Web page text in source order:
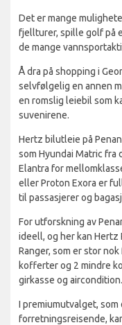
Det er mange
fjellturer, spille golf på
de mange
Å dra på shopping i
selvfølgelig en annen
en romslig leiebil som
suvenirene.
Hertz bilutleie på
som Hyundai Matric fra
Elantra for
eller Proton Exora er
til passasjerer og
For utforskning av
ideell, og her kan
Ranger, som er stor
kofferter og 2 mindre
girkasse og aircondition.
I premiumutvalget,
forretningsreisende,